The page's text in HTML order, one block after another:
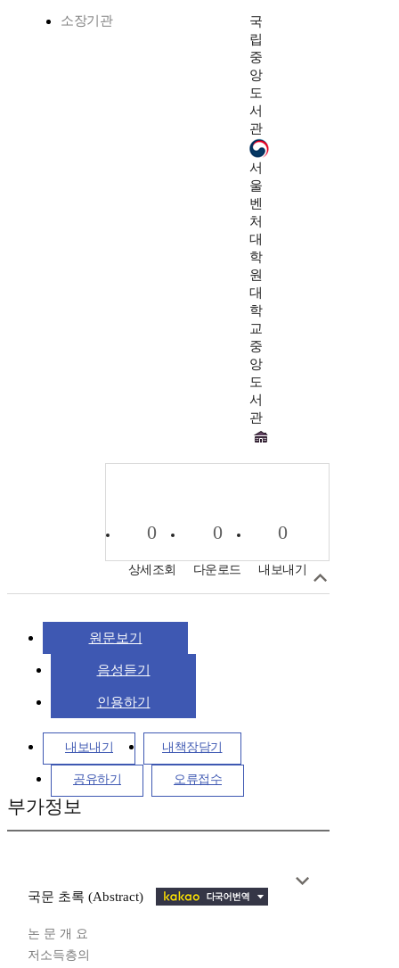
소장기관
국
립
중
앙
도
서
관
서
울
벤
처
대
학
원
대
학
교
중
앙
도
서
관
0
상세조회
0
다운로드
0
내보내기
원문보기
음성듣기
인용하기
내보내기 내책장담기
공유하기 오류접수
부가정보
국문 초록 (Abstract)
논 문 개 요
저소득층의